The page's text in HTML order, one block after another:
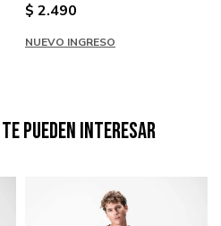
$ 2.490
NUEVO INGRESO
pueden interesar